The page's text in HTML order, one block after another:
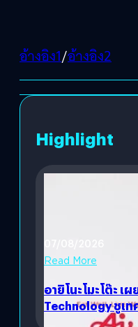
อ้างอิง1/อ้างอิง2
Highlight
Read More
อายิโนะโมะโต๊ะ
Technology ชูเท
อินไซต์ผู้บริโภคแล